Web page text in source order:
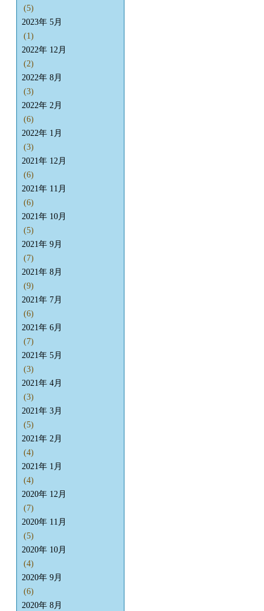
(5)
2023年 5月
(1)
2022年 12月
(2)
2022年 8月
(3)
2022年 2月
(6)
2022年 1月
(3)
2021年 12月
(6)
2021年 11月
(6)
2021年 10月
(5)
2021年 9月
(7)
2021年 8月
(9)
2021年 7月
(6)
2021年 6月
(7)
2021年 5月
(3)
2021年 4月
(3)
2021年 3月
(5)
2021年 2月
(4)
2021年 1月
(4)
2020年 12月
(7)
2020年 11月
(5)
2020年 10月
(4)
2020年 9月
(6)
2020年 8月